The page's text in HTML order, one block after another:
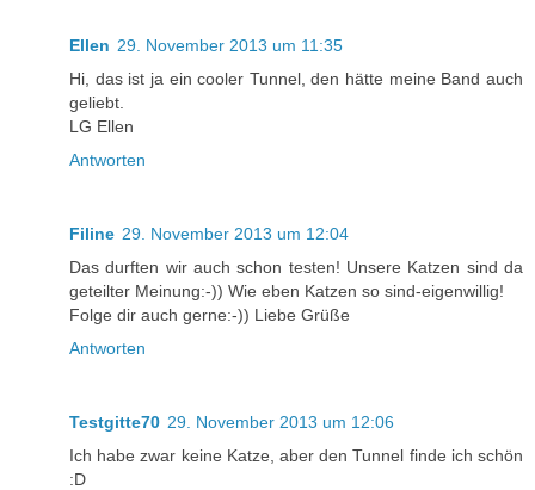
Ellen 29. November 2013 um 11:35
Hi, das ist ja ein cooler Tunnel, den hätte meine Band auch
geliebt.
LG Ellen
Antworten
Filine 29. November 2013 um 12:04
Das durften wir auch schon testen! Unsere Katzen sind da
geteilter Meinung:-)) Wie eben Katzen so sind-eigenwillig!
Folge dir auch gerne:-)) Liebe Grüße
Antworten
Testgitte70 29. November 2013 um 12:06
Ich habe zwar keine Katze, aber den Tunnel finde ich schön
:D